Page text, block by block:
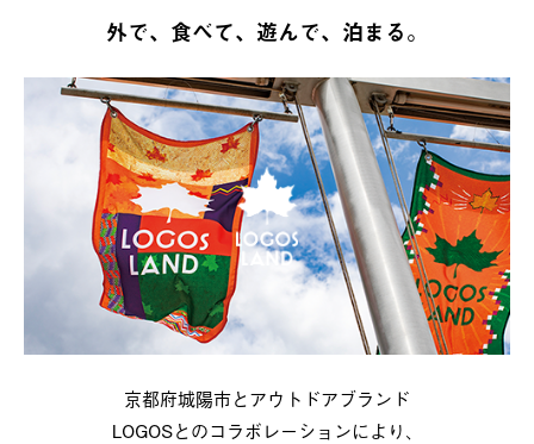
外で、食べて、遊んで、泊まる。
京都府城陽市とアウトドアブランド
LOGOSとのコラボレーションにより、